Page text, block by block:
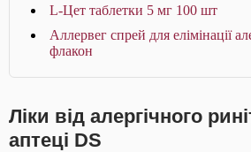
L-Цет таблетки 5 мг 100 шт
Аллервег спрей для елімінації
флакон
Ліки від алергічного
аптеці DS